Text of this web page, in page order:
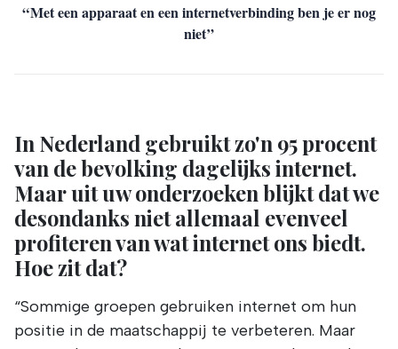
Met een apparaat en een internetverbinding ben je er nog
niet
In Nederland gebruikt zo'n 95 procent
van de bevolking dagelijks internet.
Maar uit uw onderzoeken blijkt dat we
desondanks niet allemaal evenveel
profiteren van wat internet ons biedt.
Hoe zit dat?
“Sommige groepen gebruiken internet om hun
positie in de maatschappij te verbeteren. Maar